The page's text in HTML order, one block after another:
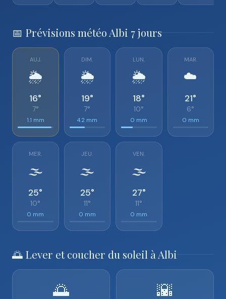
📅 Prévisions météo Albi 7 jours
AUJ.
🌦️
16°
7°
1.1 mm
DIM.
🌦️
19°
7°
4.2 mm
LUN.
🌦️
18°
10°
0 mm
MAR.
☁️
21°
6°
0 mm
MER.
🌫️
25°
10°
0 mm
JEU.
🌫️
25°
11°
0 mm
VEN.
🌫️
27°
11°
0 mm
🌅 Lever et coucher du soleil à Albi
🌅 🌇